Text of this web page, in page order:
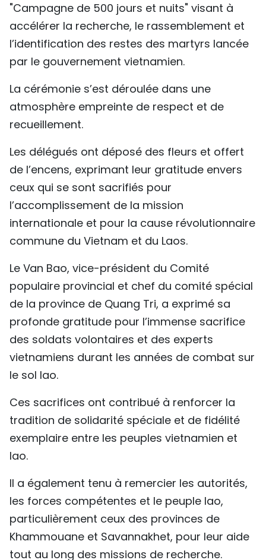
"Campagne de 500 jours et nuits" visant à
accélérer la recherche, le rassemblement et
l’identification des restes des martyrs lancée
par le gouvernement vietnamien.
La cérémonie s’est déroulée dans une
atmosphère empreinte de respect et de
recueillement.
Les délégués ont déposé des fleurs et offert
de l’encens, exprimant leur gratitude envers
ceux qui se sont sacrifiés pour
l’accomplissement de la mission
internationale et pour la cause révolutionnaire
commune du Vietnam et du Laos.
Le Van Bao, vice-président du Comité
populaire provincial et chef du comité spécial
de la province de Quang Tri, a exprimé sa
profonde gratitude pour l’immense sacrifice
des soldats volontaires et des experts
vietnamiens durant les années de combat sur
le sol lao.
Ces sacrifices ont contribué à renforcer la
tradition de solidarité spéciale et de fidélité
exemplaire entre les peuples vietnamien et
lao.​
Il a également tenu à remercier les autorités,
les forces compétentes et le peuple lao,
particulièrement ceux des provinces de
Khammouane et Savannakhet, pour leur aide
tout au long des missions de recherche.